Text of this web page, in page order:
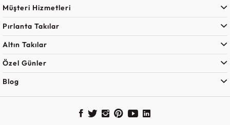
Müşteri Hizmetleri
Pırlanta Takılar
Altın Takılar
Özel Günler
Blog